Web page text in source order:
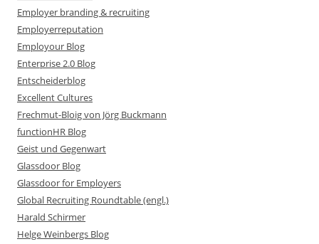
Employer branding & recruiting
Employerreputation
Employour Blog
Enterprise 2.0 Blog
Entscheiderblog
Excellent Cultures
Frechmut-Bloig von Jörg Buckmann
functionHR Blog
Geist und Gegenwart
Glassdoor Blog
Glassdoor for Employers
Global Recruiting Roundtable (engl.)
Harald Schirmer
Helge Weinbergs Blog